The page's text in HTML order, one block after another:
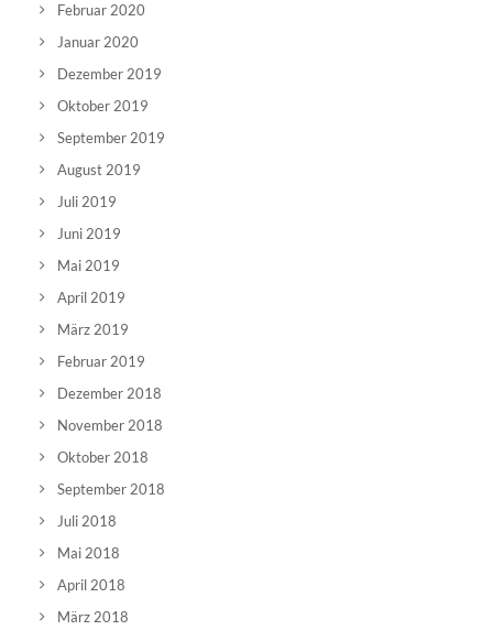
Februar 2020
Januar 2020
Dezember 2019
Oktober 2019
September 2019
August 2019
Juli 2019
Juni 2019
Mai 2019
April 2019
März 2019
Februar 2019
Dezember 2018
November 2018
Oktober 2018
September 2018
Juli 2018
Mai 2018
April 2018
März 2018